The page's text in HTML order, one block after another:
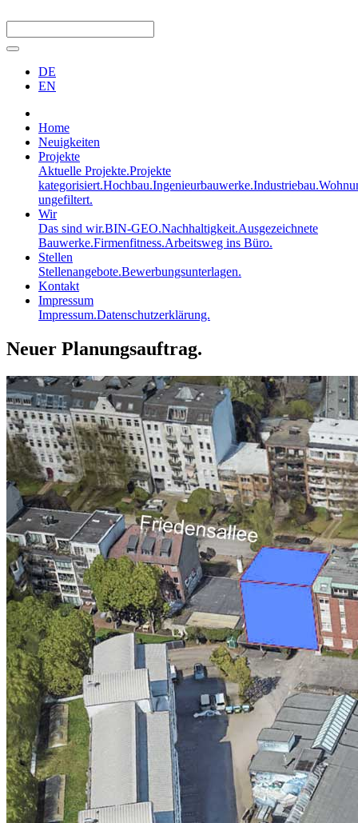
DE
EN
Home
Neuigkeiten
Projekte
Aktuelle Projekte.Projekte
kategorisiert.Hochbau.Ingenieurbauwerke.Industriebau.
ungefiltert.
Wir
Das sind wir.BIN-GEO.Nachhaltigkeit.Ausgezeichnete
Bauwerke.Firmenfitness.Arbeitsweg ins Büro.
Stellen
Stellenangebote.Bewerbungsunterlagen.
Kontakt
Impressum
Impressum.Datenschutzerklärung.
Neuer Planungsauftrag.